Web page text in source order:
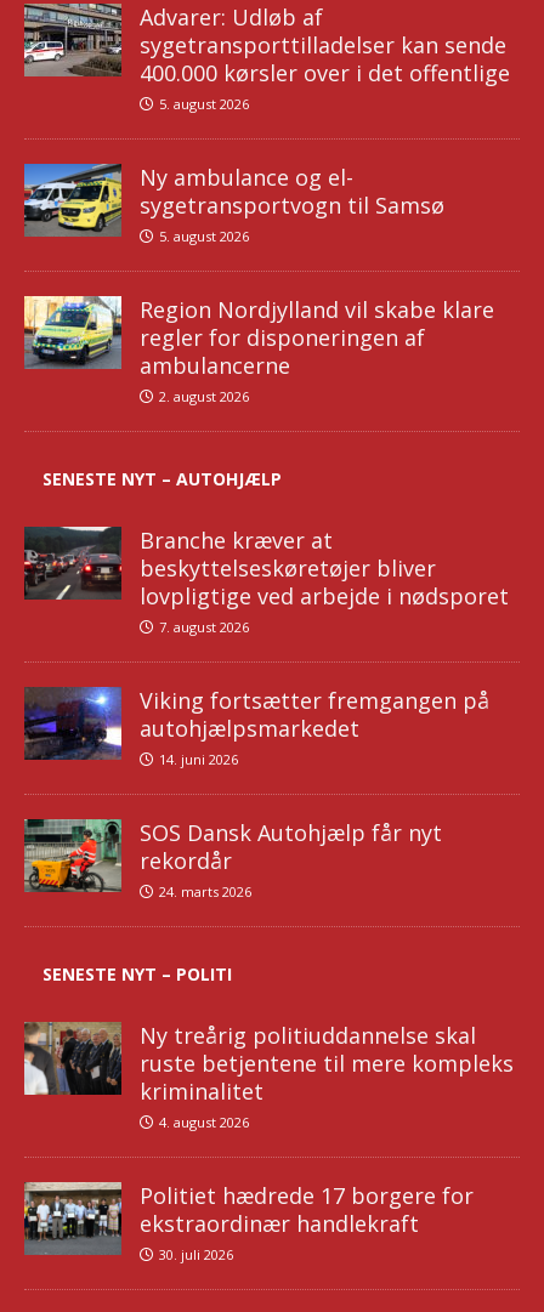
Advarer: Udløb af
sygetransporttilladelser kan sende
400.000 kørsler over i det offentlige
5. august 2026
Ny ambulance og el-
sygetransportvogn til Samsø
5. august 2026
Region Nordjylland vil skabe klare
regler for disponeringen af
ambulancerne
2. august 2026
SENESTE NYT – AUTOHJÆLP
Branche kræver at
beskyttelseskøretøjer bliver
lovpligtige ved arbejde i nødsporet
7. august 2026
Viking fortsætter fremgangen på
autohjælpsmarkedet
14. juni 2026
SOS Dansk Autohjælp får nyt
rekordår
24. marts 2026
SENESTE NYT – POLITI
Ny treårig politiuddannelse skal
ruste betjentene til mere kompleks
kriminalitet
4. august 2026
Politiet hædrede 17 borgere for
ekstraordinær handlekraft
30. juli 2026